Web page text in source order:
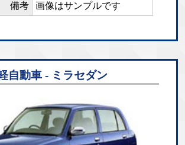
備考
画像はサンプルです
自動車 - ミラセダン